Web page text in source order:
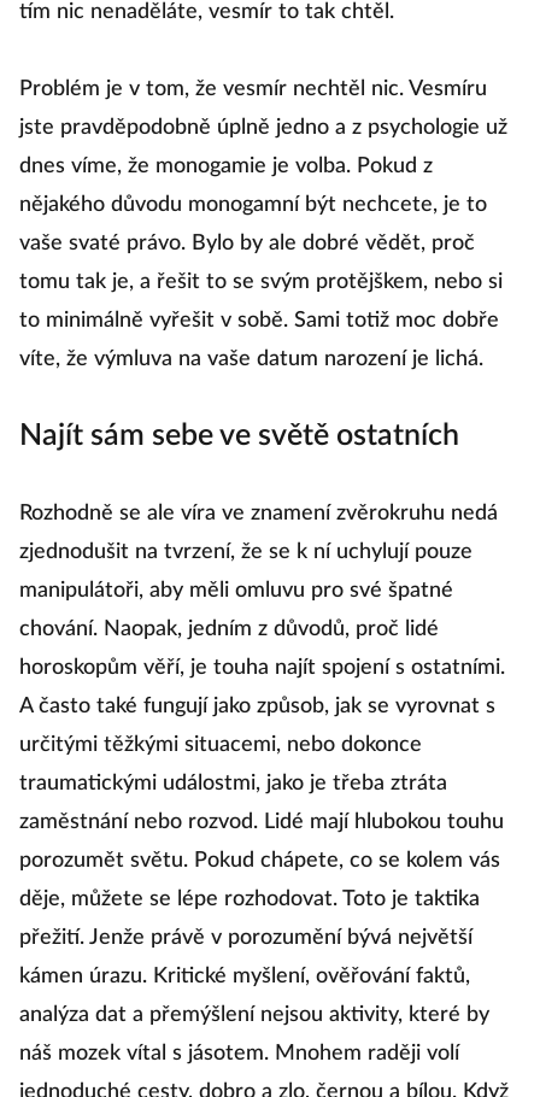
tím nic nenaděláte, vesmír to tak chtěl.
Problém je v tom, že vesmír nechtěl nic. Vesmíru
jste pravděpodobně úplně jedno a z psychologie už
dnes víme, že monogamie je volba. Pokud z
nějakého důvodu monogamní být nechcete, je to
vaše svaté právo. Bylo by ale dobré vědět, proč
tomu tak je, a řešit to se svým protějškem, nebo si
to minimálně vyřešit v sobě. Sami totiž moc dobře
víte, že výmluva na vaše datum narození je lichá.
Najít sám sebe ve světě ostatních
Rozhodně se ale víra ve znamení zvěrokruhu nedá
zjednodušit na tvrzení, že se k ní uchylují pouze
manipulátoři, aby měli omluvu pro své špatné
chování. Naopak, jedním z důvodů, proč lidé
horoskopům věří, je touha najít spojení s ostatními.
A často také fungují jako způsob, jak se vyrovnat s
určitými těžkými situacemi, nebo dokonce
traumatickými událostmi, jako je třeba ztráta
zaměstnání nebo rozvod. Lidé mají hlubokou touhu
porozumět světu. Pokud chápete, co se kolem vás
děje, můžete se lépe rozhodovat. Toto je taktika
přežití. Jenže právě v porozumění bývá největší
kámen úrazu. Kritické myšlení, ověřování faktů,
analýza dat a přemýšlení nejsou aktivity, které by
náš mozek vítal s jásotem. Mnohem raději volí
jednoduché cesty, dobro a zlo, černou a bílou. Když